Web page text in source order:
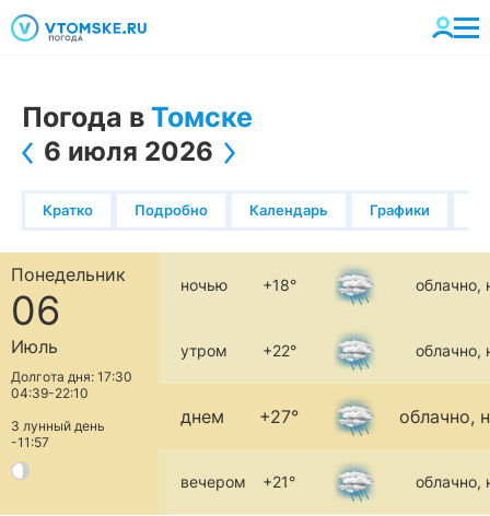
Погода в Томске
6 июля 2026
Кратко Подробно Календарь Графики
Понедельник
06
Июль
Долгота дня: 17:30
04:39-22:10
3 лунный день
-11:57
ночью +18° облачно,
утром +22° облачно,
днем +27° облачно,
вечером +21° облачно,